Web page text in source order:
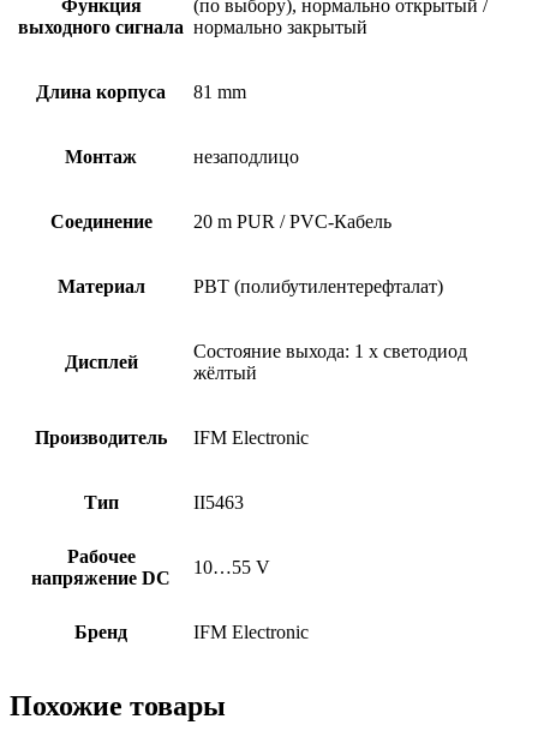
Функция
выходного сигнала
(по выбору), нормально открытый /
нормально закрытый
Длина корпуса 81 mm
Монтаж незаподлицо
Соединение 20 m PUR / PVC-Кабель
Материал PBT (полибутилентерефталат)
Дисплей
Состояние выхода: 1 x светодиод
жёлтый
Производитель IFM Electronic
Тип II5463
Рабочее
напряжение DC
10…55 V
Бренд IFM Electronic
Похожие товары